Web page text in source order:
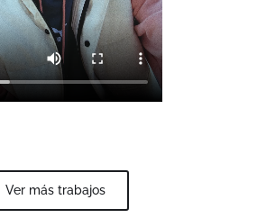
Ver más trabajos